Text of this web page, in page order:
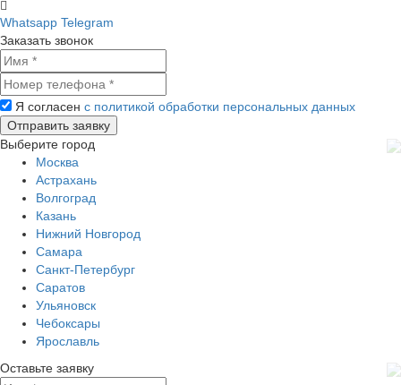
Whatsapp Telegram
Заказать звонок
Я согласен с политикой обработки персональных данных
Выберите город
Москва
Астрахань
Волгоград
Казань
Нижний Новгород
Самара
Санкт-Петербург
Саратов
Ульяновск
Чебоксары
Ярославль
Оставьте заявку